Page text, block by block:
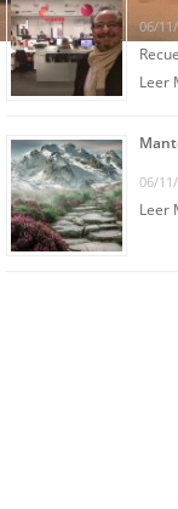
06/
Leer
06/
Leer